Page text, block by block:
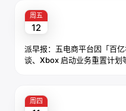
周五
12
派早报：五电商平台因「百
谈、Xbox 启动业务重置计划
周四